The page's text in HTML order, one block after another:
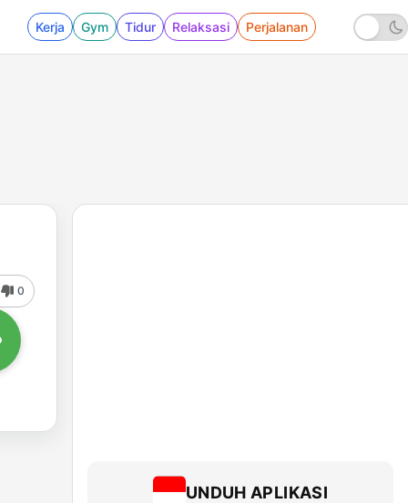
Kerja Gym Tidur Relaksasi Perjalanan
0
UNDUH APLIKASI